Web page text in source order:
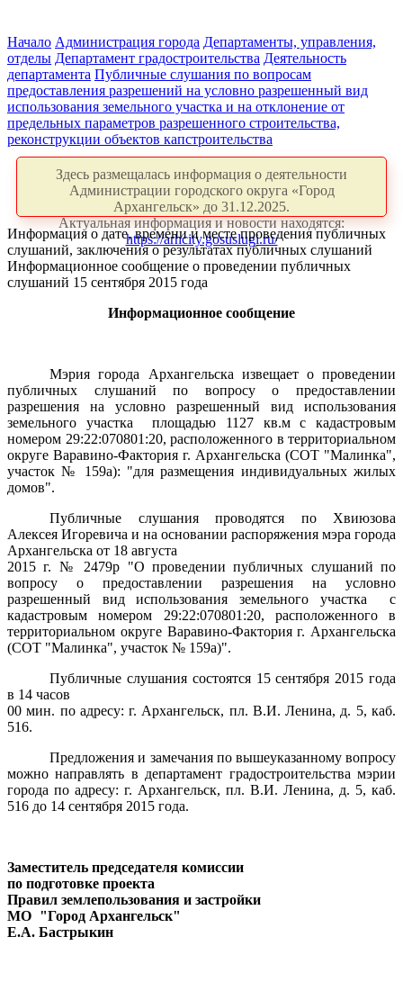
Начало Администрация города Департаменты, управления,
отделы Департамент градостроительства Деятельность
департамента Публичные слушания по вопросам
предоставления разрешений на условно разрешенный вид
использования земельного участка и на отклонение от
предельных параметров разрешенного строительства,
реконструкции объектов капстроительства
Здесь размещалась информация о деятельности
Администрации городского округа «Город
Архангельск» до 31.12.2025.
Актуальная информация и новости находятся:
https://arhcity.gosuslugi.ru/
Информация о дате, времени и месте проведения публичных
слушаний, заключения о результатах публичных слушаний
Информационное сообщение о проведении публичных
слушаний 15 сентября 2015 года
Информационное сообщение
Мэрия города Архангельска извещает о проведении
публичных слушаний по вопросу о предоставлении
разрешения на условно разрешенный вид использования
земельного участка
площадью 1127 кв.м с кадастровым
номером 29:22:070801:20, расположенного в территориальном
округе Варавино-Фактория г. Архангельска (СОТ "Малинка",
участок № 159а): "для размещения индивидуальных жилых
домов".
Публичные слушания проводятся по Хвиюзова
Алексея Игоревича и на основании распоряжения мэра города
Архангельска от 18 августа
2015 г. № 2479р "О проведении публичных слушаний по
вопросу о предоставлении разрешения на условно
разрешенный вид использования земельного участка
с
кадастровым номером 29:22:070801:20, расположенного в
территориальном округе Варавино-Фактория г. Архангельска
(СОТ "Малинка", участок № 159а)".
Публичные слушания состоятся 15 сентября 2015 года
в 14 часов
00 мин. по адресу: г. Архангельск, пл. В.И. Ленина, д. 5, каб.
516.
Предложения и замечания по вышеуказанному вопросу
можно направлять в департамент градостроительства мэрии
города по адресу: г. Архангельск, пл. В.И. Ленина, д. 5, каб.
516 до 14 сентября 2015 года.
Заместитель председателя комиссии
по подготовке проекта
Правил землепользования и застройки
МО "Город Архангельск"
Е.А. Бастрыкин